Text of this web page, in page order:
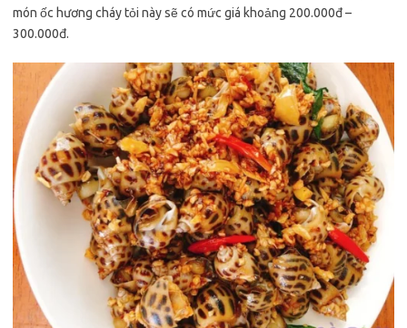
món ốc hương cháy tỏi này sẽ có mức giá khoảng 200.000đ –
300.000đ.